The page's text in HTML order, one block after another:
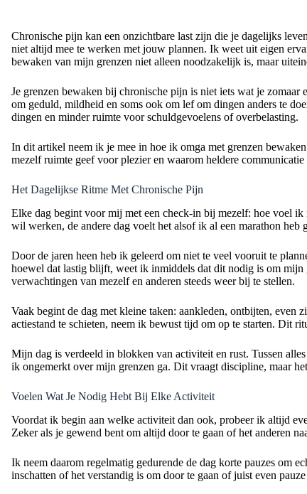
Chronische pijn kan een onzichtbare last zijn die je dagelijks
niet altijd mee te werken met jouw plannen. Ik weet uit eigen
bewaken van mijn grenzen niet alleen noodzakelijk is, maar
Je grenzen bewaken bij chronische pijn is niet iets wat je
om geduld, mildheid en soms ook om lef om dingen anders te
dingen en minder ruimte voor schuldgevoelens of overbelasting.
In dit artikel neem ik je mee in hoe ik omga met grenzen
mezelf ruimte geef voor plezier en waarom heldere
Het Dagelijkse Ritme Met Chronische Pijn
Elke dag begint voor mij met een check-in bij mezelf: hoe voel
wil werken, de andere dag voelt het alsof ik al een marathon
Door de jaren heen heb ik geleerd om niet te veel vooruit te
hoewel dat lastig blijft, weet ik inmiddels dat dit nodig is om
verwachtingen van mezelf en anderen steeds weer bij te stellen.
Vaak begint de dag met kleine taken: aankleden, ontbijten,
actiestand te schieten, neem ik bewust tijd om op te starten. Dit
Mijn dag is verdeeld in blokken van activiteit en rust. Tussen
ik ongemerkt over mijn grenzen ga. Dit vraagt discipline, maar
Voelen Wat Je Nodig Hebt Bij Elke Activiteit
Voordat ik begin aan welke activiteit dan ook, probeer ik altijd
Zeker als je gewend bent om altijd door te gaan of het anderen
Ik neem daarom regelmatig gedurende de dag korte pauzes om
inschatten of het verstandig is om door te gaan of juist even